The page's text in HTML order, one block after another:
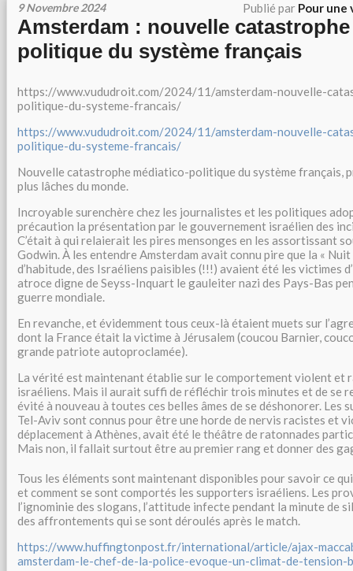
9 Novembre 2024 Publié par Pour une
Amsterdam : nouvelle
politique du système français
https://www.vududroit.com/2024/11/amsterdam-nouvelle-
politique-du-systeme-francais/
https://www.vududroit.com/2024/11/amsterdam-nouvelle-
politique-du-systeme-francais/
Nouvelle catastrophe médiatico-politique du système français,
plus lâches du monde.
Incroyable surenchère chez les journalistes et les politiques
précaution la présentation par le gouvernement israélien des
C’était à qui relaierait les pires mensonges en les assortissant
Godwin. À les entendre Amsterdam avait connu pire que la « Nuit
d’habitude, des Israéliens paisibles (!!!) avaient été les victimes
atroce digne de Seyss-Inquart le gauleiter nazi des Pays-Bas
guerre mondiale.
En revanche, et évidemment tous ceux-là étaient muets sur
dont la France était la victime à Jérusalem (coucou Barnier,
grande patriote autoproclamée).
La vérité est maintenant établie sur le comportement violent et
israéliens. Mais il aurait suffi de réfléchir trois minutes et de se
évité à nouveau à toutes ces belles âmes de se déshonorer. Les
Tel-Aviv sont connus pour être une horde de nervis racistes et
déplacement à Athènes, avait été le théâtre de ratonnades
Mais non, il fallait surtout être au premier rang et donner des
Tous les éléments sont maintenant disponibles pour savoir ce
et comment se sont comportés les supporters israéliens. Les
l’ignominie des slogans, l’attitude infecte pendant la minute de
des affrontements qui se sont déroulés après le match.
https://www.huffingtonpost.fr/international/article/ajax-
amsterdam-le-chef-de-la-police-evoque-un-climat-de-tension-